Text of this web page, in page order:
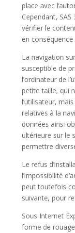
place avec
Cependant, SAS
vérifier le
en
La navigation
susceptible de
l’ordinateur de
petite taille, qui
l’utilisateur,
relatives à la
données ainsi
ultérieure sur le
permettre
Le refus
l’impossibilité
peut toutefois
suivante, pour
Sous Internet
forme de